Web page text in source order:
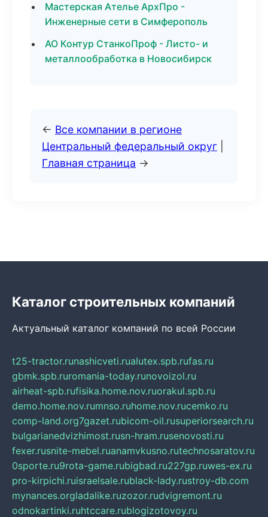
Мастерская Ателье АрхПро -
Инженерные сети в Симферополь
АО Контур СтанкоПроф - Листо- и
металлообработка в Новосибирск
← Все компании в регионе
Центральный федеральный округ
Главная страница →
Каталог строительных компаний
Актуальный каталог компаний по всей России
t25-tractor.runashicveti.rualutex.spb.rufas.ru
gbmk.spb.ruromania-today.runovoizol.ru
airheat-spb.rufisika.home.nov.ruorakul.spb.ru
demo.home.nov.rumnso.ruhome.nov.rucemko.ru
comp-land.org7gazet.rubicom-oil.rusuperiorsearch.ru
bulgarianedvizhimost.rusn-hram.rusenovosti.ru
fexer.rusnite-mebel.ruanamvkusno.rutechnosaratov.ru
0sporte.ru9rota-game.rubigbad.ru227gp.ruwes-ex.ru
pro-kirpichi.ruisraelsale.rublack-lady.rustroy-db.com
mynances.orgladalike.ruzozor.rudvigremont.ru
odnokartinki.ruhtccare.rublogizotovoy.ru